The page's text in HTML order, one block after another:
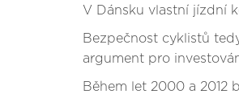
V Dánsku vlastní jízdní
Bezpečnost cyklistů
argument pro
Během let 2000 a 2012